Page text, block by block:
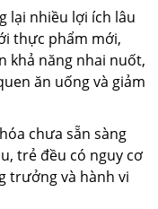
lại nhiều lợi ích lâu
thực phẩm mới,
khả năng nhai nuốt,
ăn uống và giảm
chưa sẵn sàng
trẻ đều có nguy cơ
trưởng và hành vi